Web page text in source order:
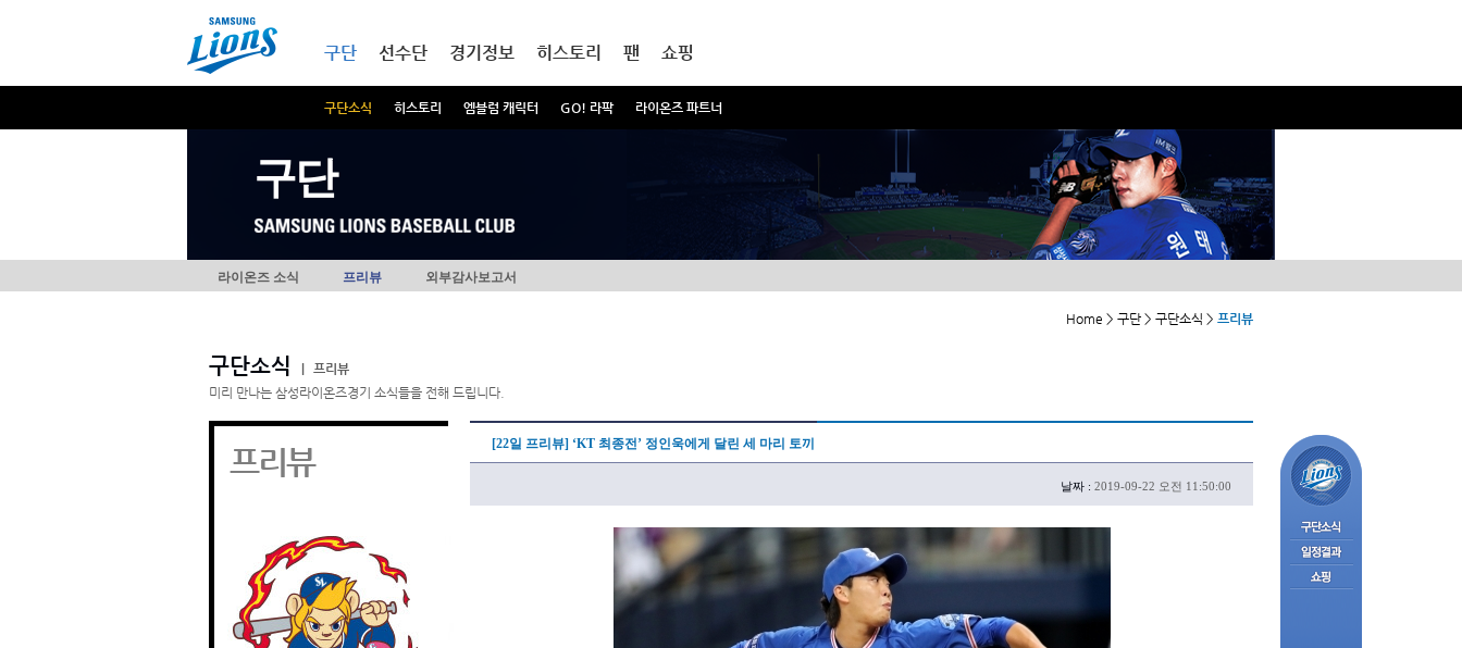
구단
구단소식 히스토리 엠블럼 캐릭터 GO! 라팍 라이온즈 파트너
선수단 경기정보 히스토리 팬 쇼핑
구단
라이온즈 소식 프리뷰 외부감사보고서
Home > 구단 > 구단소식 > 프리뷰
구단소식
프리뷰
미리 만나는 삼성라이온즈경기 소식들을 전해 드립니다.
프리뷰 [22일 프리뷰] ‘KT 최종전’ 정인욱에게 달린 세 마리 토끼
날짜 : 2019-09-22 오전 11:50:00